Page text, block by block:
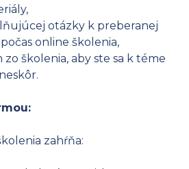
otázky k preberanej
online školenia,
zo školenia, aby ste sa k téme
zahŕňa: